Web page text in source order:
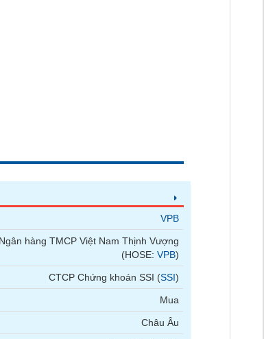
VPB
Ngân hàng TMCP Việt Nam Thịnh Vượng
(HOSE:VPB)
CTCP Chứng khoán SSI (SSI)
Mua
Châu Âu